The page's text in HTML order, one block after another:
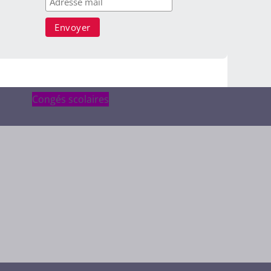
Congés scolaires